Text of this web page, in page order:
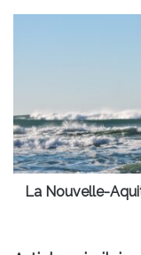
maximale
aux
baïnes
ce
week-
La Nouvelle-